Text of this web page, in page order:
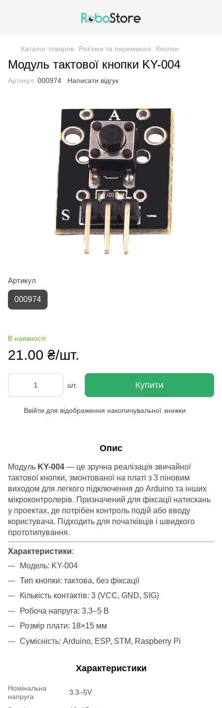
Каталог товаров Роз'єми та перемикачі Кнопки
Модуль тактової кнопки KY-004
Артикул: 000974 Написати відгук
Артикул
000974
В наявності
21.00 ₴/шт.
шт. Купити
Ввійти для відображення накопичувальної знижки
Опис
Модуль KY-004 — це зручна реалізація звичайної
тактової кнопки, змонтованої на платі з 3 піновим
виходом для легкого підключення до Arduino та інших
мікроконтролерів. Призначений для фіксації натискань
у проектах, де потрібен контроль подій або вводу
користувача. Підходить для початківців і швидкого
прототипування.
Характеристики:
Модель: KY-004
Тип кнопки: тактова, без фіксації
Кількість контактів: 3 (VCC, GND, SIG)
Робоча напруга: 3.3–5 В
Розмір плати: 18×15 мм
Сумісність: Arduino, ESP, STM, Raspberry Pi
Характеристики
Номінальна
напруга
3.3–5V